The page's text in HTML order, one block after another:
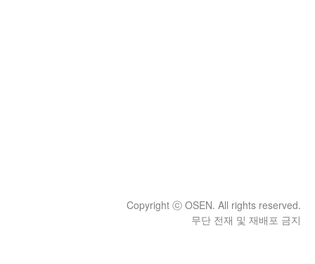
Copyright ⓒ OSEN. All rights reserved.
무단 전재 및 재배포 금지